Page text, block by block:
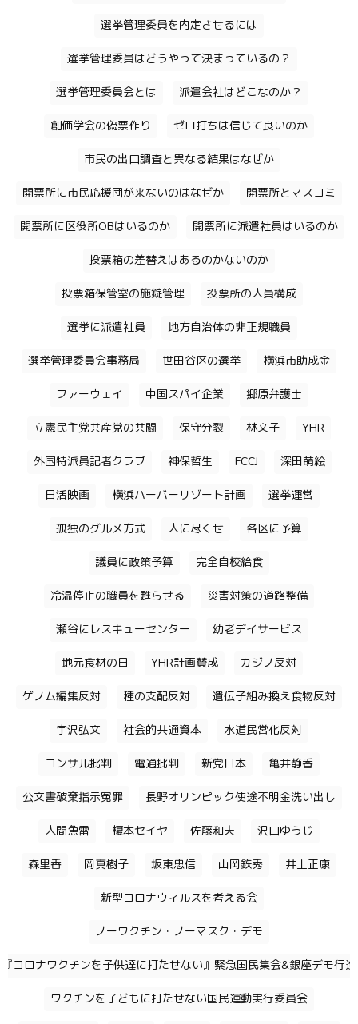
選挙管理委員を内定させるには
選挙管理委員はどうやって決まっているの？
選挙管理委員会とは 派遣会社はどこなのか？
創価学会の偽票作り ゼロ打ちは信じて良いのか
市民の出口調査と異なる結果はなぜか
開票所に市民応援団が来ないのはなぜか 開票所とマスコミ
開票所に区役所OBはいるのか 開票所に派遣社員はいるのか
投票箱の差替えはあるのかないのか
投票箱保管室の施錠管理 投票所の人員構成
選挙に派遣社員 地方自治体の非正規職員
選挙管理委員会事務局 世田谷区の選挙 横浜市助成金
ファーウェイ 中国スパイ企業 郷原弁護士
立憲民主党共産党の共闘 保守分裂 林文子 YHR
外国特派員記者クラブ 神保哲生 FCCJ 深田萌絵
日活映画 横浜ハーバーリゾート計画 選挙運営
孤独のグルメ方式 人に尽くせ 各区に予算
議員に政策予算 完全自校給食
冷温停止の職員を甦らせる 災害対策の道路整備
瀬谷にレスキューセンター 幼老デイサービス
地元食材の日 YHR計画賛成 カジノ反対
ゲノム編集反対 種の支配反対 遺伝子組み換え食物反対
宇沢弘文 社会的共通資本 水道民営化反対
コンサル批判 電通批判 新党日本 亀井静香
公文書破棄指示冤罪 長野オリンピック使途不明金洗い出し
人間魚雷 榎本セイヤ 佐藤和夫 沢口ゆうじ
森里香 岡真樹子 坂東忠信 山岡鉄秀 井上正康
新型コロナウィルスを考える会
ノーワクチン・ノーマスク・デモ
『コロナワクチンを子供達に打たせない』緊急国民集会&銀座デモ行進
ワクチンを子どもに打たせない国民運動実行委員会